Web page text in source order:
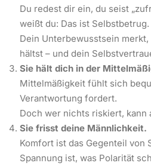
Du redest dir ein, du seist
weißt du: Das ist Selbstbetrug.
Dein Unterbewusstsein
hältst – und dein
Sie hält dich in der
Mittelmäßigkeit fühlt sich
Verantwortung fordert.
Doch wer nichts riskiert, kann
Sie frisst deine Männlichkeit.
Komfort ist das Gegenteil von
Spannung ist, was Polarität